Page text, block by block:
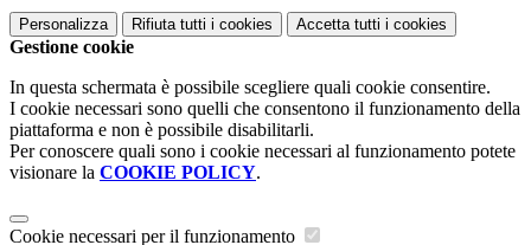
Personalizza Rifiuta tutti i cookies Accetta tutti i cookies
Gestione cookie
In questa schermata è possibile scegliere quali cookie consentire.
I cookie necessari sono quelli che consentono il funzionamento della
piattaforma e non è possibile disabilitarli.
Per conoscere quali sono i cookie necessari al funzionamento potete
visionare la COOKIE POLICY.
Cookie necessari per il funzionamento